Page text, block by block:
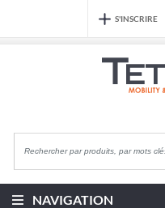
S'INSCRIRE
NAVIGATION